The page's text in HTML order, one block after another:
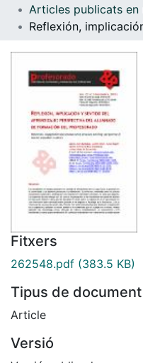
Fitxers
262548.pdf (383.5 KB)
Tipus de document
Article
Versió